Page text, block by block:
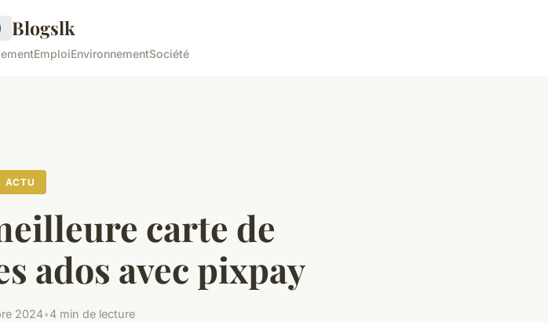
Blogslk
EmploiEnvironnementSociété
ACTU
carte de
ados avec pixpay
2024•4 min de lecture